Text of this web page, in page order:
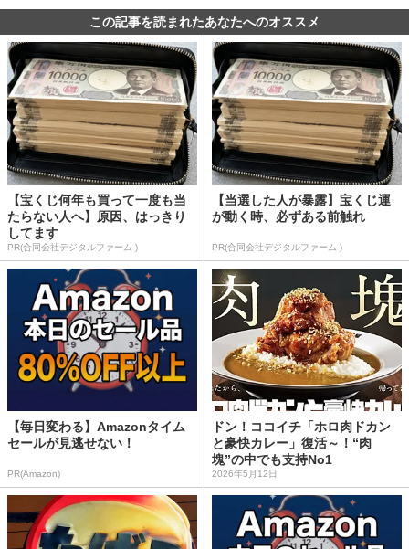
この記事を読まれたあなたへのオススメ
【宝くじ何年も買って一度も当
たらない人へ】原因、はっきり
してます
PR(合同会社デジタルファーム )
【当選した人が暴露】宝くじ運
が動く時、必ずある前触れ
PR(合同会社デジタルファーム )
【毎日変わる】Amazonタイム
セールが見逃せない！
PR(Amazon)
ドン！ココイチ「ホロ肉ドカン
と豪快カレー」復活～！“肉
塊”の中でも支持No1
2026年5月12日